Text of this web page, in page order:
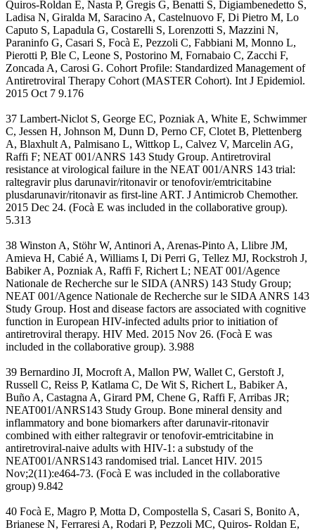
Quiros-Roldan E, Nasta P, Gregis G, Benatti S, Digiambenedetto S,
Ladisa N, Giralda M, Saracino A, Castelnuovo F, Di Pietro M, Lo
Caputo S, Lapadula G, Costarelli S, Lorenzotti S, Mazzini N,
Paraninfo G, Casari S, Focà E, Pezzoli C, Fabbiani M, Monno L,
Pierotti P, Ble C, Leone S, Postorino M, Fornabaio C, Zacchi F,
Zoncada A, Carosi G. Cohort Profile: Standardized Management of
Antiretroviral Therapy Cohort (MASTER Cohort). Int J Epidemiol.
2015 Oct 7 9.176
37 Lambert-Niclot S, George EC, Pozniak A, White E, Schwimmer
C, Jessen H, Johnson M, Dunn D, Perno CF, Clotet B, Plettenberg
A, Blaxhult A, Palmisano L, Wittkop L, Calvez V, Marcelin AG,
Raffi F; NEAT 001/ANRS 143 Study Group. Antiretroviral
resistance at virological failure in the NEAT 001/ANRS 143 trial:
raltegravir plus darunavir/ritonavir or tenofovir/emtricitabine
plusdarunavir/ritonavir as first-line ART. J Antimicrob Chemother.
2015 Dec 24. (Focà E was included in the collaborative group).
5.313
38 Winston A, Stöhr W, Antinori A, Arenas-Pinto A, Llibre JM,
Amieva H, Cabié A, Williams I, Di Perri G, Tellez MJ, Rockstroh J,
Babiker A, Pozniak A, Raffi F, Richert L; NEAT 001/Agence
Nationale de Recherche sur le SIDA (ANRS) 143 Study Group;
NEAT 001/Agence Nationale de Recherche sur le SIDA ANRS 143
Study Group. Host and disease factors are associated with cognitive
function in European HIV-infected adults prior to initiation of
antiretroviral therapy. HIV Med. 2015 Nov 26. (Focà E was
included in the collaborative group). 3.988
39 Bernardino JI, Mocroft A, Mallon PW, Wallet C, Gerstoft J,
Russell C, Reiss P, Katlama C, De Wit S, Richert L, Babiker A,
Buño A, Castagna A, Girard PM, Chene G, Raffi F, Arribas JR;
NEAT001/ANRS143 Study Group. Bone mineral density and
inflammatory and bone biomarkers after darunavir-ritonavir
combined with either raltegravir or tenofovir-emtricitabine in
antiretroviral-naive adults with HIV-1: a substudy of the
NEAT001/ANRS143 randomised trial. Lancet HIV. 2015
Nov;2(11):e464-73. (Focà E was included in the collaborative
group) 9.842
40 Focà E, Magro P, Motta D, Compostella S, Casari S, Bonito A,
Brianese N, Ferraresi A, Rodari P, Pezzoli MC, Quiros- Roldan E,